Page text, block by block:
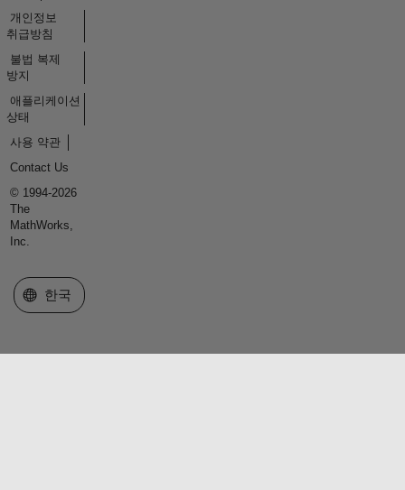
개인정보
취급방침
불법 복제
방지
애플리케이션
상태
사용 약관
Contact Us
© 1994-2026
The
MathWorks,
Inc.
웹사이트 선택
한국